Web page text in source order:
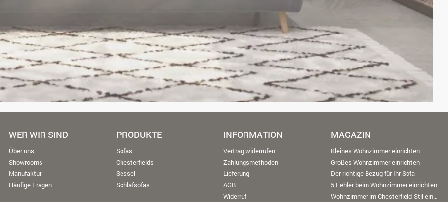
WER WIR SIND
Über uns
Showrooms
Manufaktur
Häufige Fragen
PRODUKTE
Sofas
Chesterfields
Sessel
Schlafsofas
INFORMATION
Vertrag widerrufen
Zahlungsmethoden
Lieferung
AGB
Widerruf
MAGAZIN
Kleines Wohnzimmer einrichten
Großes Wohnzimmer einrichten
Der richtige Bezug für Ihr Sofa
5 Fehler beim Wohnzimmer einrichten
Wohnzimmer im Chesterfield-Stil einrichten